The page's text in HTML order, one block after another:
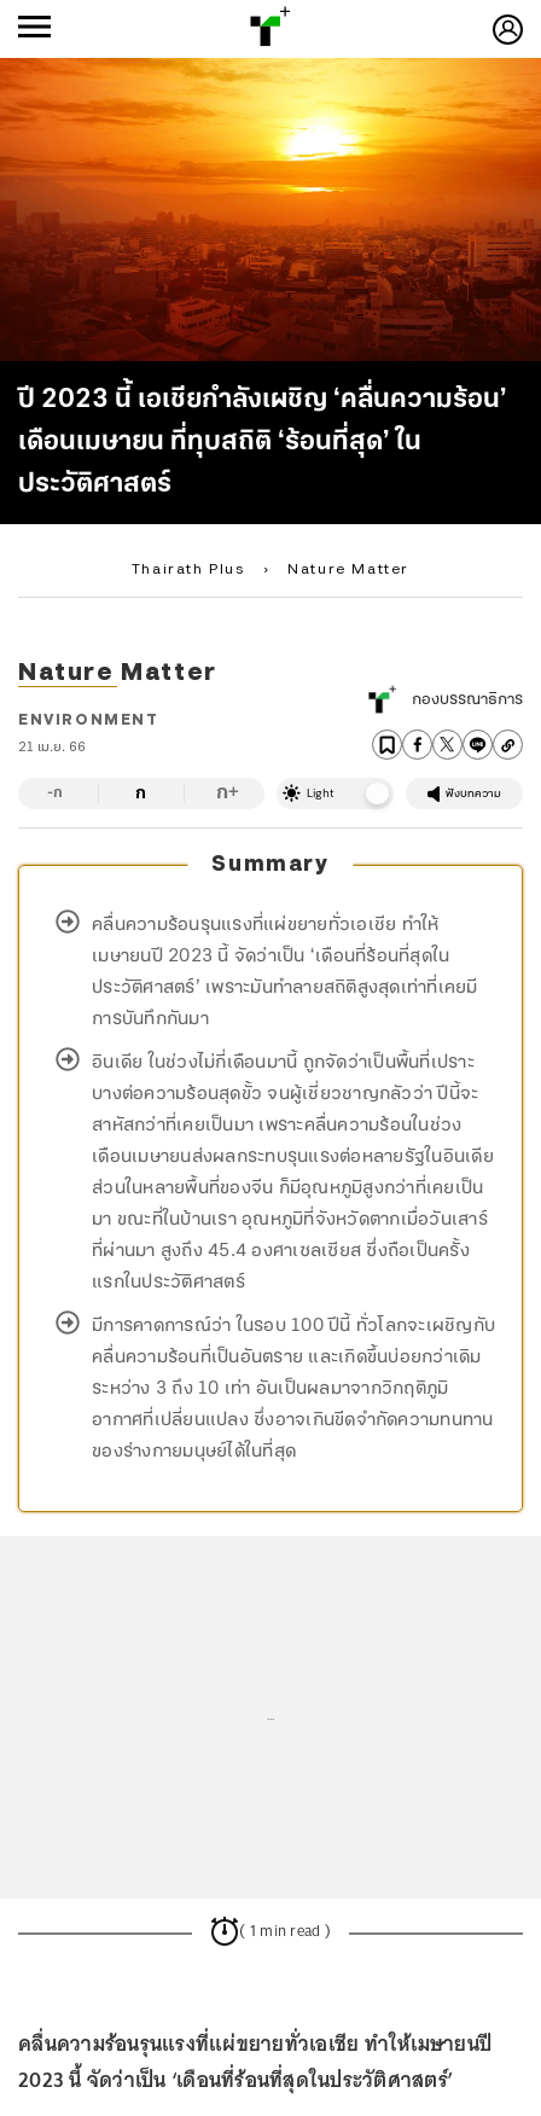
ปี 2023 นี้ เอเชียกำลังเผชิญ ‘คลื่นความร้อน’
เดือนเมษายน ที่ทุบสถิติ ‘ร้อนที่สุด’ ใน
ประวัติศาสตร์
Thairath Plus › Nature Matter
-ก
Nature Matter
ENVIRONMENT
21 เม.ย. 66
กองบรรณาธิการ
-ก ก ก+ Light ฟังบทความ
Summary
คลื่นความร้อนรุนแรงที่แผ่ขยายทั่วเอเชีย ทำให้
เมษายนปี 2023 นี้ จัดว่าเป็น ‘เดือนที่ร้อนที่สุดใน
ประวัติศาสตร์’ เพราะมันทำลายสถิติสูงสุดเท่าที่เคยมี
การบันทึกกันมา
อินเดีย ในช่วงไม่กี่เดือนมานี้ ถูกจัดว่าเป็นพื้นที่เปราะ
บางต่อความร้อนสุดขั้ว จนผู้เชี่ยวชาญกลัวว่า ปีนี้จะ
สาหัสกว่าที่เคยเป็นมา เพราะคลื่นความร้อนในช่วง
เดือนเมษายนส่งผลกระทบรุนแรงต่อหลายรัฐในอินเดีย
ส่วนในหลายพื้นที่ของจีน ก็มีอุณหภูมิสูงกว่าที่เคยเป็น
มา ขณะที่ในบ้านเรา อุณหภูมิที่จังหวัดตากเมื่อวันเสาร์
ที่ผ่านมา สูงถึง 45.4 องศาเซลเซียส ซึ่งถือเป็นครั้ง
แรกในประวัติศาสตร์
มีการคาดการณ์ว่า ในรอบ 100 ปีนี้ ทั่วโลกจะเผชิญกับ
คลื่นความร้อนที่เป็นอันตราย และเกิดขึ้นบ่อยกว่าเดิม
ระหว่าง 3 ถึง 10 เท่า อันเป็นผลมาจากวิกฤติภูมิ
อากาศที่เปลี่ยนแปลง ซึ่งอาจเกินขีดจำกัดความทนทาน
ของร่างกายมนุษย์ได้ในที่สุด
...
( 1 min read )
คลื่นความร้อนรุนแรงที่แผ่ขยายทั่วเอเชีย ทำให้เมษายนปี
2023 นี้ จัดว่าเป็น ‘เดือนที่ร้อนที่สุดในประวัติศาสตร์’